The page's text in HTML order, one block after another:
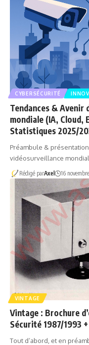
CYBERSÉCURITÉ
Tendances & Avenir
mondiale (IA, Cloud,
Statistiques 2025/
Préambule &
vidéosurveillance
Rédigé parAxel 16
VINTAGE
Vintage : Brochure
Sécurité 1987/1993
Tout d’abord, et en